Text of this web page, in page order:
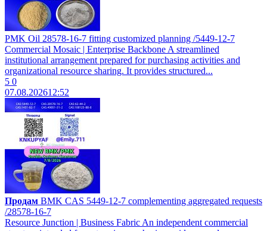
PMK Oil 28578-16-7 fitting customized planning /5449-12-7
Commercial Mosaic | Enterprise Backbone A streamlined
institutional arrangement prepared for purchasing activities and
organizational resource sharing. It provides structured...
5 0
07.08.202612:52
Продам BMK CAS 5449-12-7 complementing aggregated requests
/28578-16-7
Resource Junction | Business Fabric An independent commercial